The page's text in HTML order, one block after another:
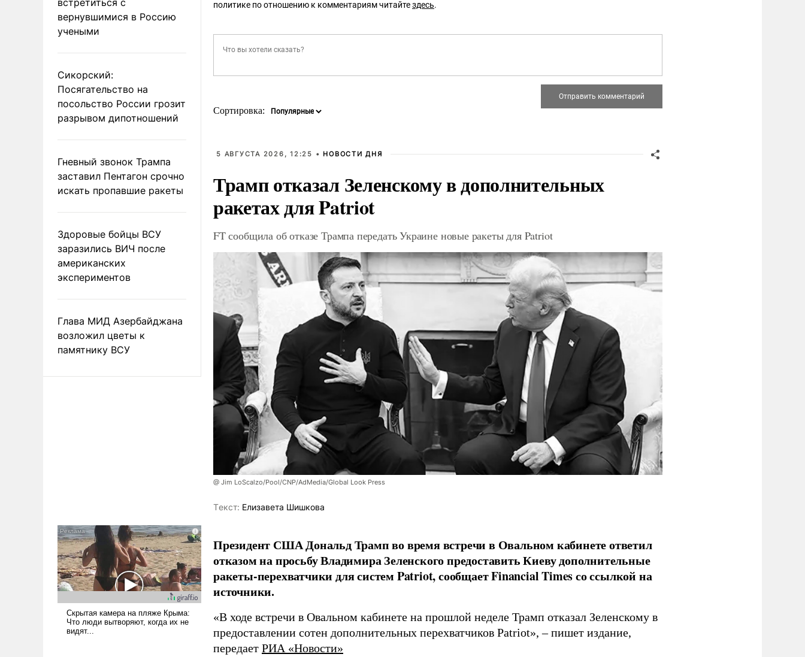
вернувшимися в Россию
учеными
Сикорский:
Посягательство на
посольство России грозит
разрывом дипотношений
Гневный звонок Трампа
заставил Пентагон срочно
искать пропавшие ракеты
Здоровые бойцы ВСУ
заразились ВИЧ после
американских
экспериментов
Глава МИД Азербайджана
возложил цветы к
памятнику ВСУ
политике по отношению к комментариям читайтездесь.
Сортировка:
5 АВГУСТА 2026, 12:25 • НОВОСТИ ДНЯ
Трамп отказал Зеленскому в дополнительных
ракетах для Patriot
FT сообщила об отказе Трампа передать Украине новые ракеты для Patriot
@ Jim LoScalzo/Pool/CNP/AdMedia/Global Look Press
Tекст: Елизавета Шишкова
Президент США Дональд Трамп во время встречи в Овальном кабинете ответил
отказом на просьбу Владимира Зеленского предоставить Киеву дополнительные
ракеты-перехватчики для систем Patriot, сообщает Financial Times со ссылкой на
источники.
«В ходе встречи в Овальном кабинете на прошлой неделе Трамп отказал Зеленскому в
предоставлении сотен дополнительных перехватчиков Patriot», – пишет издание,
передает РИА «Новости»